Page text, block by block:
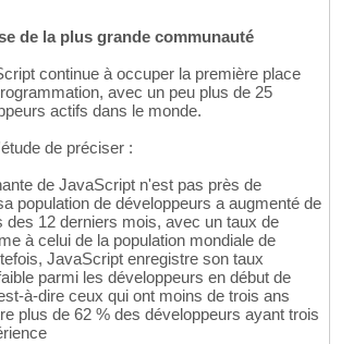
de la plus grande communauté
continue à occuper la première place
avec un peu plus de 25
actifs dans le monde.
de préciser :
de JavaScript n'est pas près de
population de développeurs a augmenté de
des 12 derniers mois, avec un taux de
à celui de la population mondiale de
JavaScript enregistre son taux
parmi les développeurs en début de
à-dire ceux qui ont moins de trois ans
plus de 62 % des développeurs ayant trois